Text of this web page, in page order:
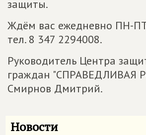
защиты.
Ждём вас ежедневно ПН-
тел. 8 347 2294008.
Руководитель Центра
граждан "СПРАВЕДЛИВАЯ
Смирнов Дмитрий.
Новости